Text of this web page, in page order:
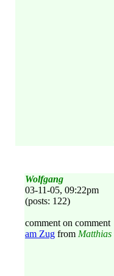
Wolfgang
03-11-05, 09:22pm
(posts: 122)
comment on comment
am Zug from Matthias